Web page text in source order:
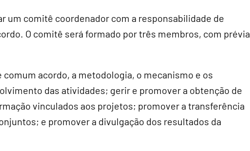
um comitê coordenador com a responsabilidade de
O comitê será formado por três membros, com prévia
acordo, a metodologia, o mecanismo e os
das atividades; gerir e promover a obtenção de
vinculados aos projetos; promover a transferência
e promover a divulgação dos resultados da